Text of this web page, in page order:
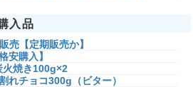
入品
売【定期販売か】
安購入】
火焼き100g×2
れチョコ300g（ビター）